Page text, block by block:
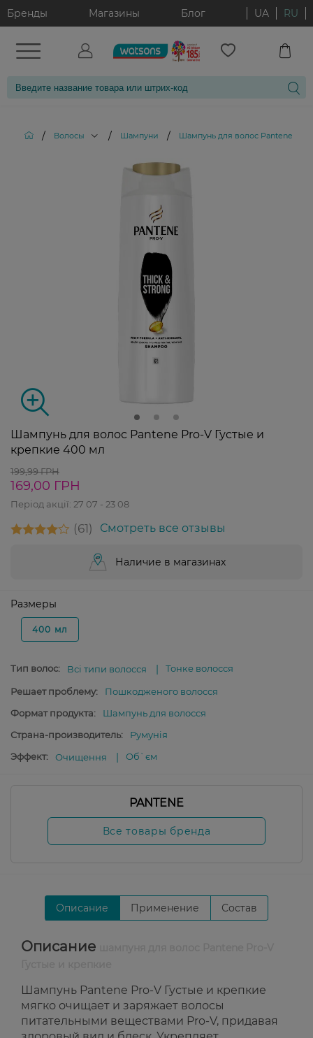
Бренды Магазины Блог UA RU
/ Волосы / Шампуни / Шампунь для волос Pantene
Шампунь для волос Pantene Pro-V Густые и
крепкие 400 мл
199,99 ГРН
169,00 ГРН
Період акції: 27 07 - 23 08
61 Смотреть все отзывы
Наличие в магазинах
Размеры
400 мл
Тип волос: Всі типи волосся Тонке волосся
Решает проблему:
Пошкодженого волосся
Формат продукта:
Шампунь для волосся
Страна-производитель:
Румунія
Эффект:
Очищення Об`єм
PANTENE
Все товары бренда
Описание Применение Состав
Описание
Шампунь Pantene Pro-V Густые и крепкие
мягко очищает и заряжает волосы
питательными веществами Pro-V, придавая